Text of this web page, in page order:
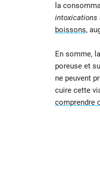
la
intoxications
boissons,
En somme,
poreuse et
ne peuvent
cuire cette
comprendre